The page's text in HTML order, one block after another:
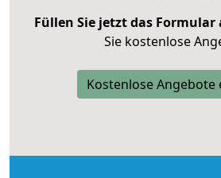
Füllen Sie jetzt das Formular
Sie kostenlose
Kostenlose Angebote